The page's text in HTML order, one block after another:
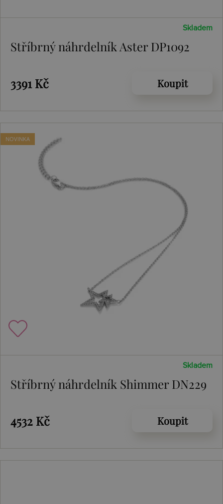
Skladem
Stříbrný náhrdelník Aster DP1092
3391 Kč Koupit
NOVINKA
Skladem
Stříbrný náhrdelník Shimmer DN229
4532 Kč Koupit